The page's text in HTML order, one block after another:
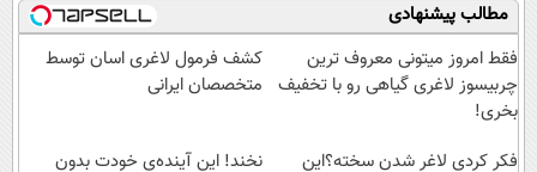
مطالب پیشنهادی
فقط امروز میتونی معروف ترین
چربیسوز لاغری گیاهی رو با تخفیف
بخری!
کشف فرمول لاغری اسان توسط
متخصصان ایرانی
فکر کردی لاغر شدن سخته؟این
نخند! این آینده‌ی خودت بدون